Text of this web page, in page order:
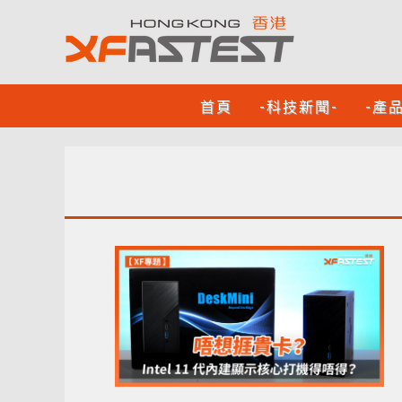
首頁 -科技新聞- -產